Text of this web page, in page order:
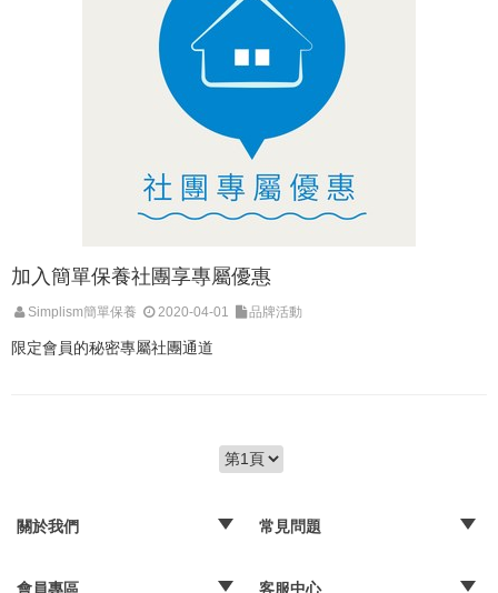
加入簡單保養社團享專屬優惠
Simplism簡單保養 2020-04-01 品牌活動
限定會員的秘密專屬社團通道
關於我們 常見問題
會員專區
客服中心